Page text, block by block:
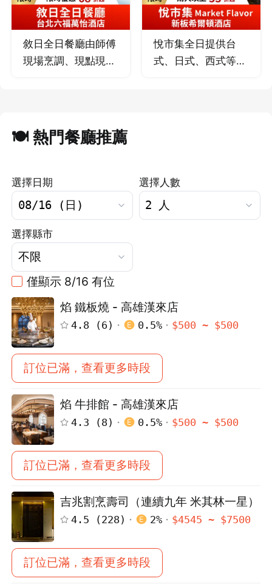
敘日全日餐廳由師傅
現場烹調、現點現
讓您一次滿足。
悅市集全日提供台
式、日式、西式等多
🍽️ 熱門餐廳推薦
選擇日期 選擇人數
選擇縣市
僅顯示 8/16 有位
焰 鐵板燒 - 高雄漢來店
4.8 (6 ) 0.5% $500 ~ $500
訂位已滿，查看更多時段
焰 牛排館 - 高雄漢來店
4.3 (8) 0.5% $500 ~ $500
訂位已滿，查看更多時段
吉兆割烹壽司（連續九年 米其林一星）
4.5 (228) 2% $4545 ~ $7500
訂位已滿，查看更多時段